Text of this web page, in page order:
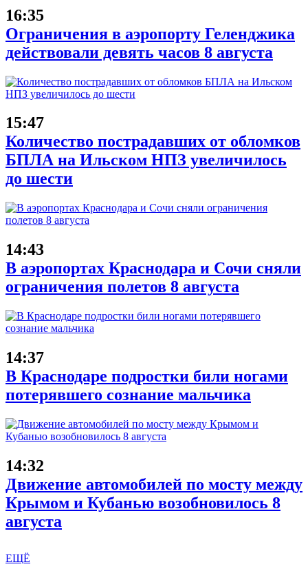
16:35
Ограничения в аэропорту Геленджика
действовали девять часов 8 августа
15:47
Количество пострадавших от обломков
БПЛА на Ильском НПЗ увеличилось
до шести
14:43
В аэропортах Краснодара и Сочи сняли
ограничения полетов 8 августа
14:37
В Краснодаре подростки били ногами
потерявшего сознание мальчика
14:32
Движение автомобилей по мосту между
Крымом и Кубанью возобновилось 8
августа
ЕЩЁ